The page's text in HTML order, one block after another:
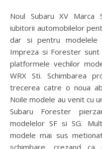
Noul Subaru XV Marca Subaru este binecunoscuta de
iubitorii automobilelor
dar si pentru
Impreza si Forester sunt
platformele vechilor
WRX Sti. Schimbarea
trecerea catre o noua
Noile modele au venit cu
Subaru Forester
modelelor SF si SG.
modele mai sus
schimbare, crezand ca